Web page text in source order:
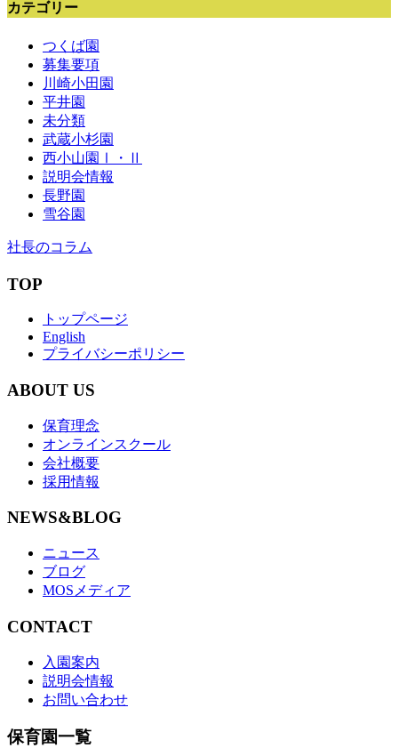
カテゴリー
つくば園
募集要項
川崎小田園
平井園
未分類
武蔵小杉園
西小山園Ⅰ・Ⅱ
説明会情報
長野園
雪谷園
社長のコラム
TOP
トップページ
English
プライバシーポリシー
ABOUT US
保育理念
オンラインスクール
会社概要
採用情報
NEWS&BLOG
ニュース
ブログ
MOSメディア
CONTACT
入園案内
説明会情報
お問い合わせ
保育園一覧